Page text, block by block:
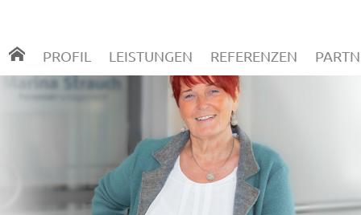
PROFIL LEISTUNGEN REFERENZEN